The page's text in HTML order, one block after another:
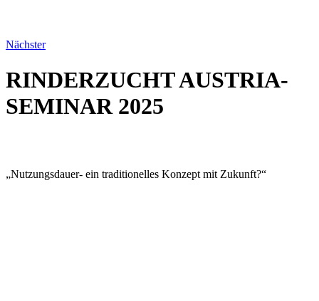
Nächster
RINDERZUCHT AUSTRIA-
SEMINAR 2025
„Nutzungsdauer- ein traditionelles Konzept mit Zukunft?“